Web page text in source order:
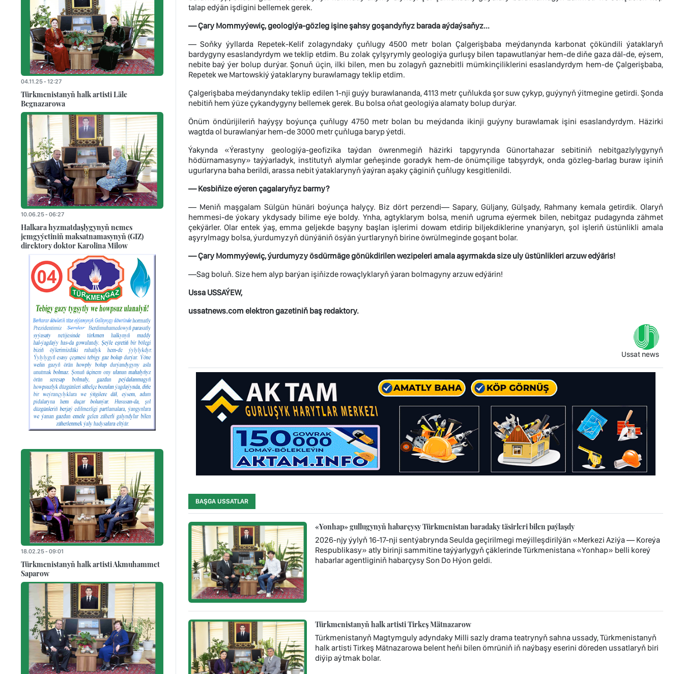
talap edýän işdigini bellemek gerek.
— Çary Mommyýewiç, geologiýa-gözleg işine şahsy goşandyňyz barada aýdaýsaňyz...
— Soňky ýyllarda Repetek-Kelif zolagyndaky çuňlugy 4500 metr bolan Çalgerişbaba meýdanynda karbonat çökündili ýataklaryň
bardygyny esaslandyrdym we teklip etdim. Bu zolak çylşyrymly geologiýa gurluşy bilen tapawutlanýar hem-de diňe gaza däl-de, eýsem,
nebite baý ýer bolup durýar. Şonuň üçin, ilki bilen, men bu zolagyň gaznebitli mümkinçiliklerini esaslandyrdym hem-de Çalgerişbaba,
Repetek we Martowskiý ýataklaryny burawlamagy teklip etdim.
Çalgerişbaba meýdanyndaky teklip edilen 1-nji guýy burawlananda, 4113 metr çuňlukda şor suw çykyp, guýynyň ýitmegine getirdi. Şonda
nebitiň hem ýüze çykandygyny bellemek gerek. Bu bolsa oňat geologiýa alamaty bolup durýar.
Önüm öndürijileriň haýyşy boýunça çuňlugy 4750 metr bolan bu meýdanda ikinji guýyny burawlamak işini esaslandyrdym. Häzirki
wagtda ol burawlanýar hem-de 3000 metr çuňluga baryp ýetdi.
Ýakynda «Ýerastyny geologiýa-geofizika taýdan öwrenmegiň häzirki tapgyrynda Günortahazar sebitiniň nebitgazlylygynyň
hödürnamasyny» taýýarladyk, institutyň alymlar geňeşinde goradyk hem-de önümçilige tabşyrdyk, onda gözleg-barlag buraw işiniň
ugurlaryna baha berildi, arassa nebit ýataklarynyň ýaýran aşaky çäginiň çuňlugy kesgitlenildi.
— Kesbiňize eýeren çagalaryňyz barmy?
— Meniň maşgalam Sülgün hünäri boýunça halyçy. Biz dört perzendi— Sapary, Güljany, Gülşady, Rahmany kemala getirdik. Olaryň
hemmesi-de ýokary ykdysady bilime eýe boldy. Ynha, agtyklarym bolsa, meniň ugruma eýermek bilen, nebitgaz pudagynda zähmet
çekýärler. Olar entek ýaş, emma geljekde başyny başlan işlerimi dowam etdirip biljekdiklerine ynanýaryn, şol işleriň üstünlikli amala
aşyrylmagy bolsa, ýurdumyzyň dünýäniň ösýän ýurtlarynyň birine öwrülmeginde goşant bolar.
— Çary Mommyýewiç, ýurdumyzy ösdürmäge gönükdirilen wezipeleri amala aşyrmakda size uly üstünlikleri arzuw edýäris!
—Sag boluň. Size hem alyp barýan işiňizde rowaçlyklaryň ýaran bolmagyny arzuw edýärin!
Ussa USSAÝEW,
ussatnews.com elektron gazetiniň baş redaktory.
Ussat news
BAŞGA USSATLAR
«Yonhap» gullugynyň habarçysy Türkmenistan baradaky täsirleri bilen paýlaşdy
2026-njy ýylyň 16-17-nji sentýabrynda Seulda geçirilmegi meýilleşdirilýän «Merkezi Aziýa — Koreýa
Respublikasy» atly birinji sammitine taýýarlygyň çäklerinde Türkmenistana «Yonhap» belli koreý
habarlar agentliginiň habarçysy Son Dо Hýon geldi.
Türkmenistanyň halk artisti Tirkeş Mätnazarow
Türkmenistanyň Magtymguly adyndaky Milli sazly drama teatrynyň sahna ussady, Türkmenistanyň
halk artisti Tirkeş Mätnazarowa belent heňi bilen ömrüniň iň naýbaşy eserini döreden ussatlaryň biri
diýip aýtmak bolar.
04.11.25 - 12:27
Türkmenistanyň halk artisti Läle
Begnazarowa
10.06.25 - 06:27
Halkara hyzmatdaşlygynyň nemes
jemgyýetiniň maksatnamasynyň (GIZ)
direktory doktor Karolina Milow
18.02.25 - 09:01
Türkmenistanyň halk artisti Akmuhammet
Saparow